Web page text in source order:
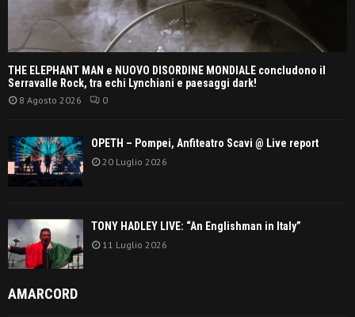
THE ELEPHANT MAN e NUOVO DISORDINE MONDIALE concludono il
Serravalle Rock, tra echi Lynchiani e paesaggi dark!
8 Agosto 2026 0
OPETH – Pompei, Anfiteatro Scavi @ Live report
20 Luglio 2026
TONY HADLEY LIVE: “An Englishman in Italy”
11 Luglio 2026
AMARCORD